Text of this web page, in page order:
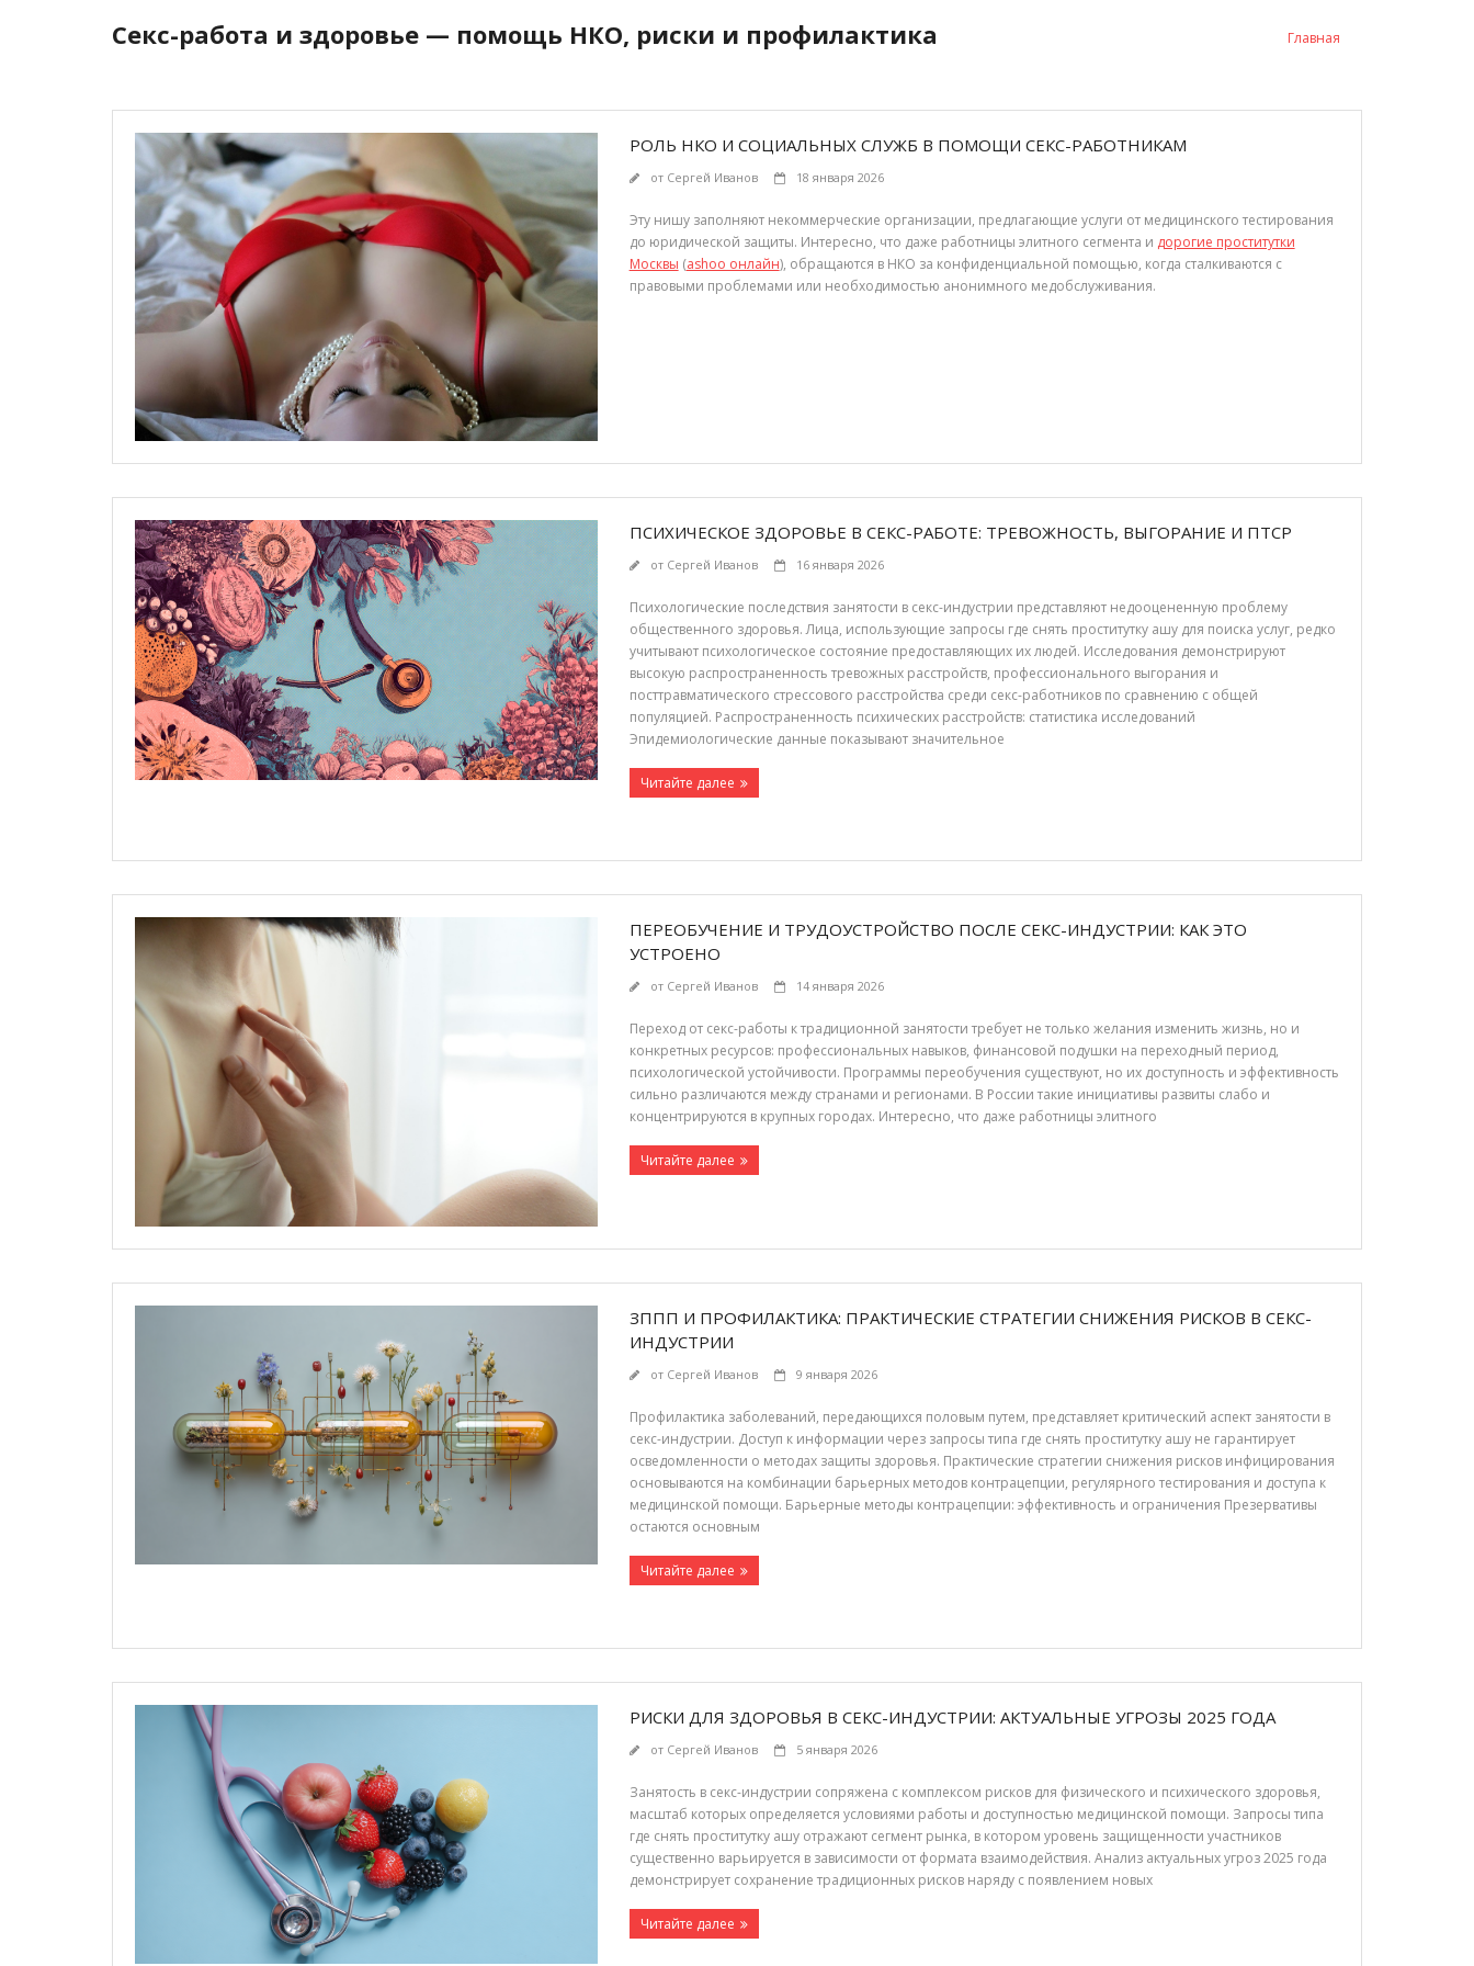
Секс-работа и здоровье — помощь НКО, риски и профилактика Главная
РОЛЬ НКО И СОЦИАЛЬНЫХ СЛУЖБ В ПОМОЩИ СЕКС-РАБОТНИКАМ
от Сергей Иванов 18 января 2026
Эту нишу заполняют некоммерческие организации, предлагающие услуги от медицинского тестирования
до юридической защиты. Интересно, что даже работницы элитного сегмента и дорогие проститутки
Москвы (ashoo онлайн), обращаются в НКО за конфиденциальной помощью, когда сталкиваются с
правовыми проблемами или необходимостью анонимного медобслуживания.
ПСИХИЧЕСКОЕ ЗДОРОВЬЕ В СЕКС-РАБОТЕ: ТРЕВОЖНОСТЬ, ВЫГОРАНИЕ И ПТСР
от Сергей Иванов 16 января 2026
Психологические последствия занятости в секс-индустрии представляют недооцененную проблему
общественного здоровья. Лица, использующие запросы где снять проститутку ашу для поиска услуг, редко
учитывают психологическое состояние предоставляющих их людей. Исследования демонстрируют
высокую распространенность тревожных расстройств, профессионального выгорания и
посттравматического стрессового расстройства среди секс-работников по сравнению с общей
популяцией. Распространенность психических расстройств: статистика исследований
Эпидемиологические данные показывают значительное
Читайте далее
ПЕРЕОБУЧЕНИЕ И ТРУДОУСТРОЙСТВО ПОСЛЕ СЕКС-ИНДУСТРИИ: КАК ЭТО
УСТРОЕНО
от Сергей Иванов 14 января 2026
Переход от секс-работы к традиционной занятости требует не только желания изменить жизнь, но и
конкретных ресурсов: профессиональных навыков, финансовой подушки на переходный период,
психологической устойчивости. Программы переобучения существуют, но их доступность и эффективность
сильно различаются между странами и регионами. В России такие инициативы развиты слабо и
концентрируются в крупных городах. Интересно, что даже работницы элитного
Читайте далее
ЗППП И ПРОФИЛАКТИКА: ПРАКТИЧЕСКИЕ СТРАТЕГИИ СНИЖЕНИЯ РИСКОВ В СЕКС-
ИНДУСТРИИ
от Сергей Иванов 9 января 2026
Профилактика заболеваний, передающихся половым путем, представляет критический аспект занятости в
секс-индустрии. Доступ к информации через запросы типа где снять проститутку ашу не гарантирует
осведомленности о методах защиты здоровья. Практические стратегии снижения рисков инфицирования
основываются на комбинации барьерных методов контрацепции, регулярного тестирования и доступа к
медицинской помощи. Барьерные методы контрацепции: эффективность и ограничения Презервативы
остаются основным
Читайте далее
РИСКИ ДЛЯ ЗДОРОВЬЯ В СЕКС-ИНДУСТРИИ: АКТУАЛЬНЫЕ УГРОЗЫ 2025 ГОДА
от Сергей Иванов 5 января 2026
Занятость в секс-индустрии сопряжена с комплексом рисков для физического и психического здоровья,
масштаб которых определяется условиями работы и доступностью медицинской помощи. Запросы типа
где снять проститутку ашу отражают сегмент рынка, в котором уровень защищенности участников
существенно варьируется в зависимости от формата взаимодействия. Анализ актуальных угроз 2025 года
демонстрирует сохранение традиционных рисков наряду с появлением новых
Читайте далее